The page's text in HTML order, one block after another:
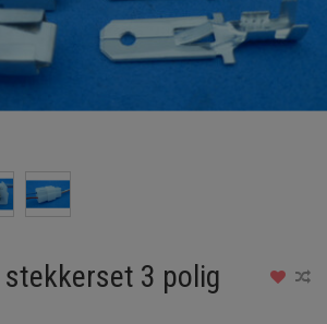
stekkerset 3 polig